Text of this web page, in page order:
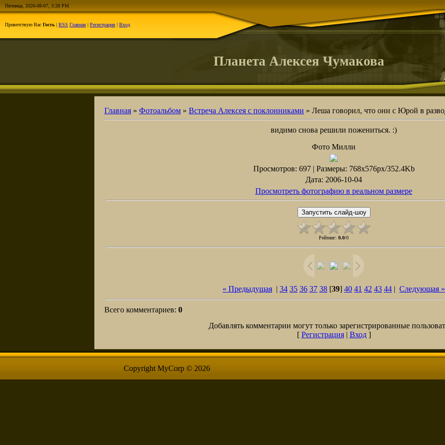
Пятница, 2026-08-07, 3:28 PM
Приветствую Вас Гость | RSS Главная | Регистрация | Вход
Планета Алексея Чумакова
Главная » Фотоальбом » Встреча Алексея с поклонниками » Леша говорил, что они с Юрой в
видимо снова решили пожениться. :)
Фото Милли
Просмотров: 697 | Размеры: 768x576px/352.4Kb
Дата: 2006-10-04
Просмотреть фотографию в реальном размере
Рейтинг: 0.0/0
« Предыдущая | 34 35 36 37 38 [39] 40 41 42 43 44 | Следующая »
Всего комментариев: 0
Добавлять комментарии могут только зарегистрированные
[ Регистрация| Вход]
Copyright MyCorp © 2026